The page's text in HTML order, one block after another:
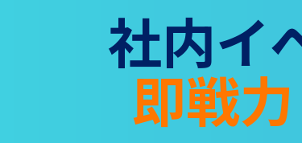
社内イ
即戦力